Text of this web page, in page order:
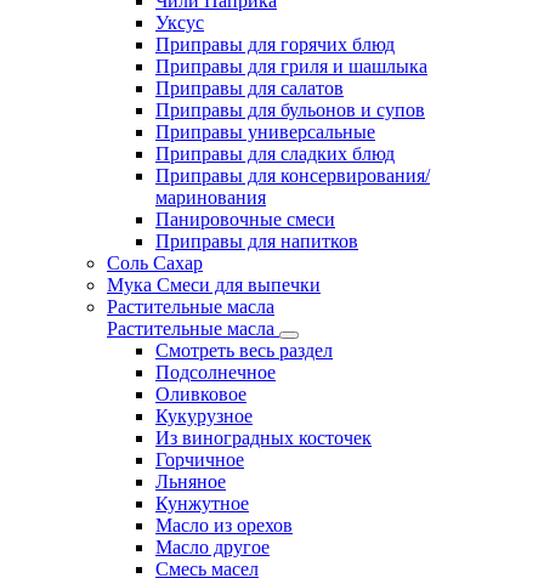
Уксус
Приправы для горячих блюд
Приправы для гриля и шашлыка
Приправы для салатов
Приправы для бульонов и супов
Приправы универсальные
Приправы для сладких блюд
Приправы для консервирования/
маринования
Панировочные смеси
Приправы для напитков
Соль Сахар
Мука Смеси для выпечки
Растительные масла
Растительные масла
Смотреть весь раздел
Подсолнечное
Оливковое
Кукурузное
Из виноградных косточек
Горчичное
Льняное
Кунжутное
Масло из орехов
Масло другое
Смесь масел